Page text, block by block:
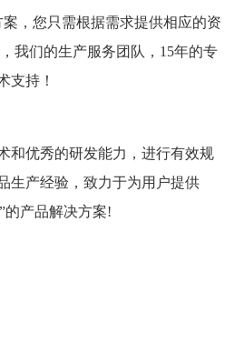
，您只需根据需求提供相应的资
我们的生产服务团队，15年的专
支持！
和优秀的研发能力，进行有效规
生产经验，致力于为用户提供
的产品解决方案!